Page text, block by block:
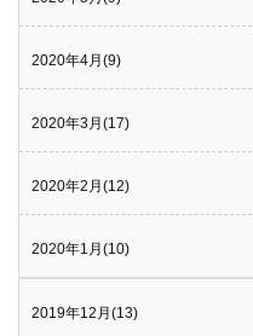
2020年4月(9)
2020年3月(17)
2020年2月(12)
2020年1月(10)
2019年12月(13)